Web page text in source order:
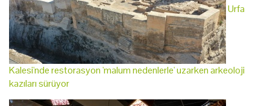
Urfa
Kalesi'nde restorasyon 'malum nedenlerle' uzarken arkeoloji
kazıları sürüyor